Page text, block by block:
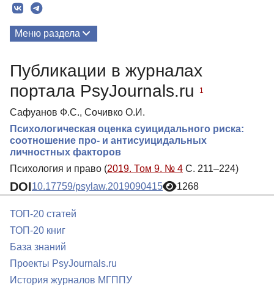
Меню раздела
Публикации в журналах
портала PsyJournals.ru
1
Сафуанов Ф.С., Сочивко О.И.
Психологическая оценка суицидального риска:
соотношение про- и антисуицидальных
личностных факторов
Психология и право (2019. Том 9. № 4 С. 211–224)
DOI10.17759/psylaw.2019090415 1268
ТОП-20 статей
ТОП-20 книг
База знаний
Проекты PsyJournals.ru
История журналов МГППУ